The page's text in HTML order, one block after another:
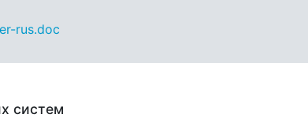
rus.doc
систем